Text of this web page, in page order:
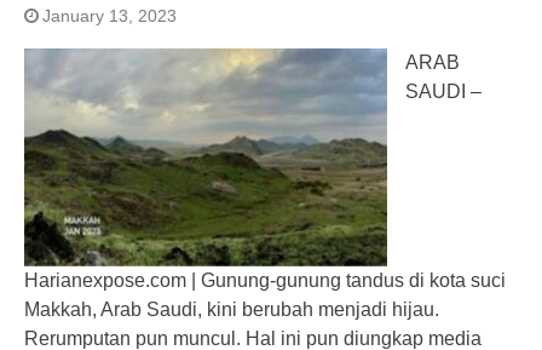
January 13, 2023
ARAB
SAUDI –
Harianexpose.com | Gunung-gunung tandus di kota suci
Makkah, Arab Saudi, kini berubah menjadi hijau.
Rerumputan pun muncul. Hal ini pun diungkap media